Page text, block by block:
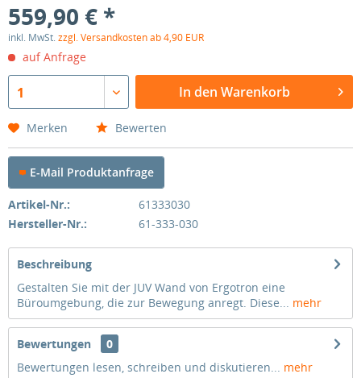
559,90 € *
inkl. MwSt.zzgl. Versandkosten ab 4,90 EUR
auf Anfrage
1 In den Warenkorb
Merken Bewerten
E-Mail Produktanfrage
Artikel-Nr.:
61333030
Hersteller-Nr.:
61-333-030
Beschreibung
Gestalten Sie mit der JUV Wand von Ergotron eine
Büroumgebung, die zur Bewegung anregt. Diese... mehr
Bewertungen
0
Bewertungen lesen, schreiben und diskutieren... mehr